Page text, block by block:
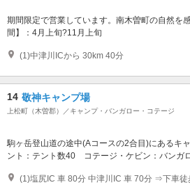
期間限定で営業しています。南木曽町の自然を
間】：4月上旬?11月上旬
(1)中津川ICから 30km 40分
14 敬神キャンプ場
上松町（木曽郡）／キャンプ・バンガロー・コテージ
駒ヶ岳登山道の途中(Aコースの2合目)にあるキ
ント：テント数40 コテージ・ケビン：バンガ